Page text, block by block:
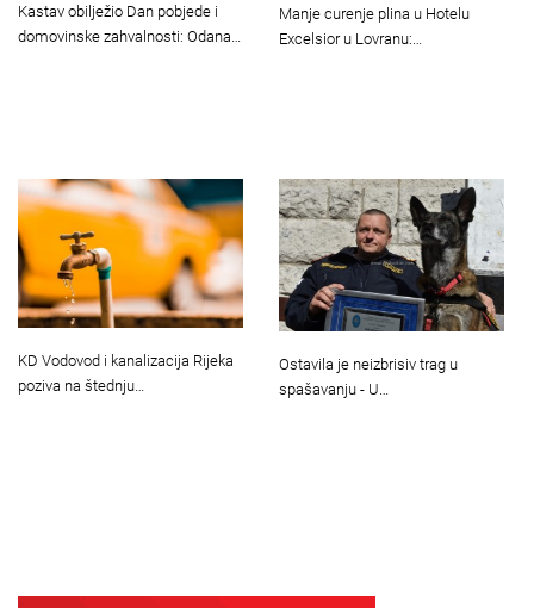
Kastav obilježio Dan pobjede i
domovinske zahvalnosti: Odana…
Manje curenje plina u Hotelu
Excelsior u Lovranu:…
KD Vodovod i kanalizacija Rijeka
poziva na štednju…
Ostavila je neizbrisiv trag u
spašavanju - U…